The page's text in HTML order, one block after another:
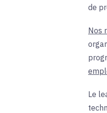
de
Nos
Le